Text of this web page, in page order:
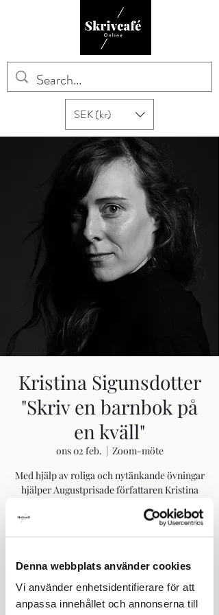
Denna webbplats använder cookies
Vi använder enhetsidentifierare för att
anpassa innehållet och annonserna till
SEK (kr)
Kristina Sigunsdotter
"Skriv en barnbok på
en kväll"
ons 02 feb.
Zoom-möte
Med hjälp av roliga och nytänkande övningar
hjälper Augustprisade författaren Kristina
till en barnbok, från början till slut.
Registrering är stängd